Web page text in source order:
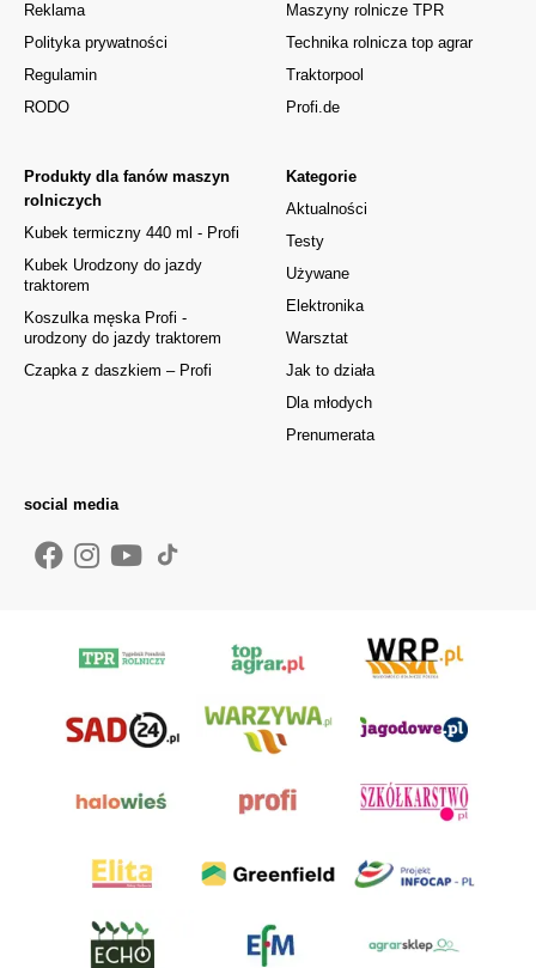
Reklama
Polityka prywatności
Regulamin
RODO
Kategorie
Aktualności
Testy
Używane
Elektronika
Warsztat
Jak to działa
Dla młodych
Prenumerata
Produkty dla fanów maszyn
rolniczych
Kubek termiczny 440 ml - Profi
Kubek Urodzony do jazdy
traktorem
Koszulka męska Profi -
urodzony do jazdy traktorem
Czapka z daszkiem – Profi
Maszyny rolnicze TPR
Technika rolnicza top agrar
Traktorpool
Profi.de
social media